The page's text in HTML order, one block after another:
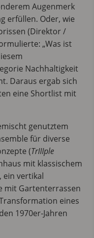
Augenmerk
erfüllen. Oder, wie
(Direktor /
„Was ist
Nachhaltigkeit
Daraus ergab sich
eine Shortlist mit
genutztem
für diverse
(TrIIIple
mit klassischem
ein vertikal
mit Gartenterrassen
eines
1970er-Jahren